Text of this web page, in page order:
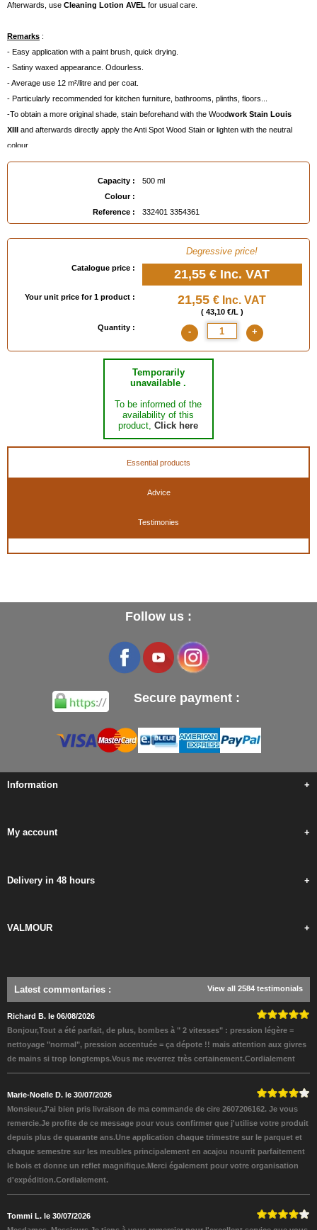
Afterwards, use Cleaning Lotion AVEL for usual care.
Remarks :
- Easy application with a paint brush, quick drying.
- Satiny waxed appearance. Odourless.
- Average use 12 m²/litre and per coat.
- Particularly recommended for kitchen furniture, bathrooms, plinths, floors...
-To obtain a more original shade, stain beforehand with the Woodwork Stain Louis
XIII and afterwards directly apply the Anti Spot Wood Stain or lighten with the neutral
colour.
Capacity :
500 ml
Colour :
Reference :
332401 3354361
Degressive price!
Catalogue price : 21,55 € Inc. VAT
Your unit price for 1 product : 21,55 € Inc. VAT
( 43,10 €/L )
Quantity :
- +
Temporarily
unavailable .
To be informed of the
availability of this
product,Click here
Essential products
Advice
Testimonies
Follow us :
Secure payment :
Information +
My account +
Delivery in 48 hours +
VALMOUR +
Latest commentaries : View all 2584 testimonials
Richard B. le 06/08/2026
Bonjour,Tout a été parfait, de plus, bombes à " 2 vitesses" : pression légère =
nettoyage "normal", pression accentuée = ça dépote !! mais attention aux givres
de mains si trop longtemps.Vous me reverrez très certainement.Cordialement
Marie-Noelle D. le 30/07/2026
Monsieur,J'ai bien pris livraison de ma commande de cire 2607206162. Je vous
remercie.Je profite de ce message pour vous confirmer que j'utilise votre produit
depuis plus de quarante ans.Une application chaque trimestre sur le parquet et
chaque semestre sur les meubles principalement en acajou nourrit parfaitement
le bois et donne un reflet magnifique.Merci également pour votre organisation
d'expédition.Cordialement.
Tommi L. le 30/07/2026